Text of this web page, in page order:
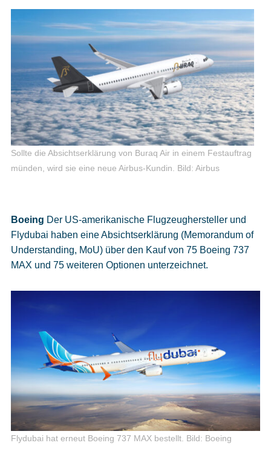
Sollte die Absichtserklärung von Buraq Air in einem Festauftrag
münden, wird sie eine neue Airbus-Kundin. Bild: Airbus
Boeing Der US-amerikanische Flugzeughersteller und
Flydubai haben eine Absichtserklärung (Memorandum of
Understanding, MoU) über den Kauf von 75 Boeing 737
MAX und 75 weiteren Optionen unterzeichnet.
Flydubai hat erneut Boeing 737 MAX bestellt. Bild: Boeing